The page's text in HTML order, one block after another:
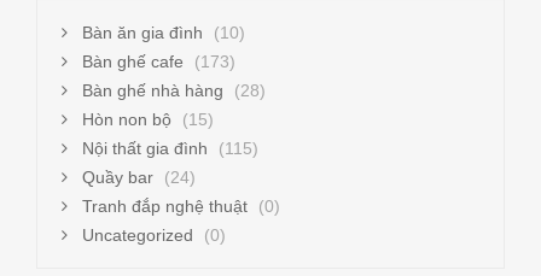
Bàn ăn gia đình
(10)
Bàn ghế cafe
(173)
Bàn ghế nhà hàng
(28)
Hòn non bộ
(15)
Nội thất gia đình
(115)
Quầy bar
(24)
Tranh đắp nghệ thuật
(0)
Uncategorized
(0)